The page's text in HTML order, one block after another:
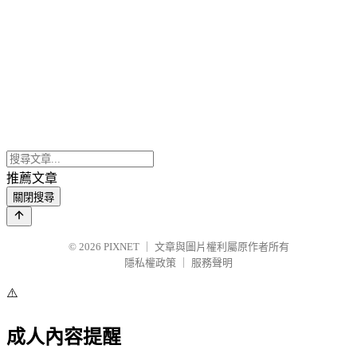
推薦文章
關閉搜尋
© 2026 PIXNET
文章與圖片權利屬原作者所有
隱私權政策
服務聲明
⚠️
成人內容提醒